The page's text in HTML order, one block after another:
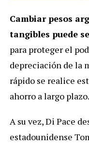
Cambiar pesos
tangibles puede
para proteger el
depreciación de la
rápido se realice
ahorro a largo plazo.
A su vez, Di Pace
estadounidense